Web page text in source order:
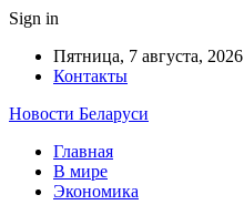
Sign in
Пятница, 7 августа, 2026
Контакты
Новости Беларуси
Главная
В мире
Экономика